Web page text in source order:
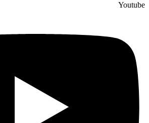
Youtube